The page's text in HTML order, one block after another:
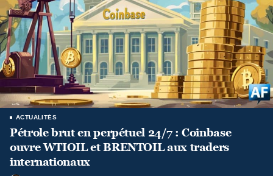
ACTUALITÉS
Pétrole brut en perpétuel 24/7 : Coinbase
ouvre WTIOIL et BRENTOIL aux traders
internationaux